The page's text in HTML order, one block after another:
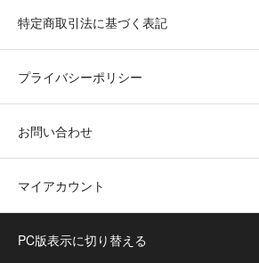
特定商取引法に基づく表記
プライバシーポリシー
お問い合わせ
マイアカウント
PC版表示に切り替える